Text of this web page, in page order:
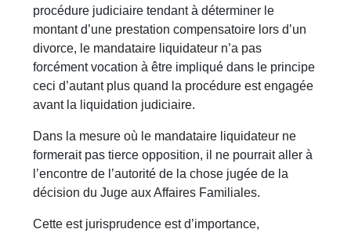
procédure judiciaire tendant à déterminer le
montant d’une prestation compensatoire lors d’un
divorce, le mandataire liquidateur n’a pas
forcément vocation à être impliqué dans le principe
ceci d’autant plus quand la procédure est engagée
avant la liquidation judiciaire.
Dans la mesure où le mandataire liquidateur ne
formerait pas tierce opposition, il ne pourrait aller à
l’encontre de l’autorité de la chose jugée de la
décision du Juge aux Affaires Familiales.
Cette est jurisprudence est d’importance,